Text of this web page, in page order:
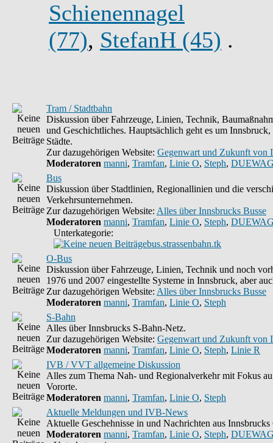
Schienennagel
(77), StefanH (45) .
Tram / Stadtbahn
Diskussion über Fahrzeuge, Linien, Technik,
und Geschichtliches. Hauptsächlich geht es um Innsbruck,
Städte.
Zur dazugehörigen Website: Gegenwart und Zukunft von
Moderatoren manni, Tramfan, Linie O, Steph,
Bus
Diskussion über Stadtlinien, Regionallinien und die
Verkehrsunternehmen.
Zur dazugehörigen Website: Alles über Innsbrucks Busse
Moderatoren manni, Tramfan, Linie O, Steph,
Unterkategorie:
bus.strassenbahn.tk
O-Bus
Diskussion über Fahrzeuge, Linien, Technik und noch
1976 und 2007 eingestellte Systeme in Innsbruck, aber
Zur dazugehörigen Website: Alles über Innsbrucks Busse
Moderatoren manni, Tramfan, Linie O, Steph
S-Bahn
Alles über Innsbrucks S-Bahn-Netz.
Zur dazugehörigen Website: Gegenwart und Zukunft von
Moderatoren manni, Tramfan, Linie O, Steph, Linie R
IVB / VVT allgemeine Diskussion
Alles zum Thema Nah- und Regionalverkehr mit Fokus
Vororte.
Moderatoren manni, Tramfan, Linie O, Steph
Aktuelle Meldungen und IVB-News
Aktuelle Geschehnisse in und Nachrichten aus
Moderatoren manni, Tramfan, Linie O, Steph,